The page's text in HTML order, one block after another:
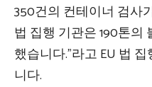
350건의 컨테이너 검사
법 집행 기관은 190톤의
했습니다.”라고 EU 법
니다.